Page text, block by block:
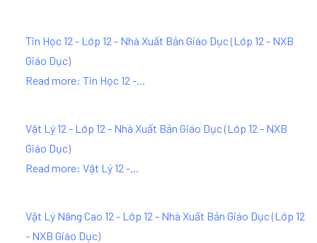
Tin Học 12 - Lớp 12 - Nhà Xuất Bản Giáo Dục(Lớp 12 - NXB
Giáo Dục)
Read more: Tin Học 12 -...
Vật Lý 12 - Lớp 12 - Nhà Xuất Bản Giáo Dục(Lớp 12 - NXB
Giáo Dục)
Read more: Vật Lý 12 -...
Vật Lý Nâng Cao 12 - Lớp 12 - Nhà Xuất Bản Giáo Dục(Lớp 12
- NXB Giáo Dục)